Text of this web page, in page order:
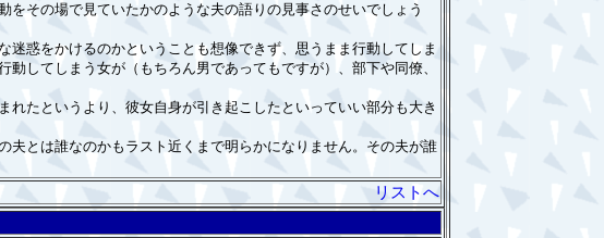
その場で見ていたかのような夫の語りの見事さのせいでしょう
惑をかけるのかということも想像できず、思うまま行動してしま
してしまう女が（もちろん男であってもですが）、部下や同僚、
たというより、彼女自身が引き起こしたといっていい部分も大き
とは誰なのかもラスト近くまで明らかになりません。その夫が誰
リストへ